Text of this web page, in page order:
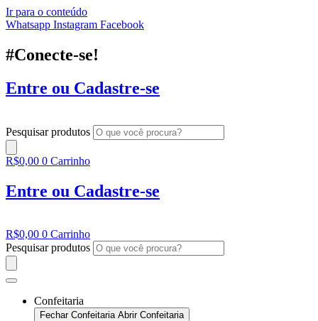
Ir para o conteúdo
Whatsapp Instagram Facebook
#Conecte-se!
Entre ou Cadastre-se
Pesquisar produtos
R$0,00 0 Carrinho
Entre ou Cadastre-se
R$0,00 0 Carrinho
Pesquisar produtos
Confeitaria
Fechar Confeitaria Abrir Confeitaria